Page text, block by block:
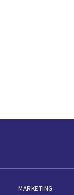
MARKETING